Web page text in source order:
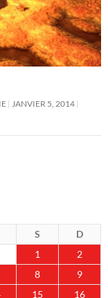
JANVIER 5, 2014
S
D
1
2
8
9
15 16